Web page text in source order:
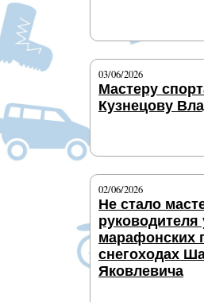
03/06/2026
Мастеру
Кузнецову
02/06/2026
Не стало
марафонских
снегоходах
Яковлевича